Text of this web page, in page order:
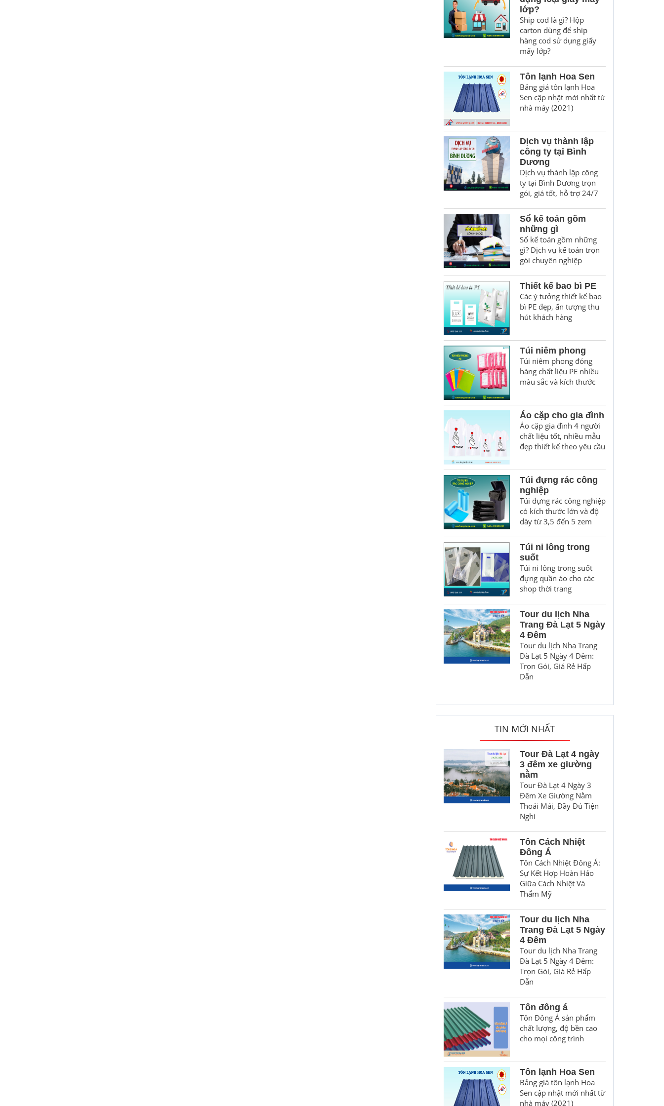
lớp?
Ship cod là gì? Hộp
carton dùng để ship
hàng cod sử dụng giấy
mấy lớp?
Tôn lạnh Hoa Sen
Bảng giá tôn lạnh Hoa
Sen cập nhật mới nhất từ
nhà máy (2021)
Dịch vụ thành lập
công ty tại Bình
Dương
Dịch vụ thành lập công
ty tại Bình Dương trọn
gói, giá tốt, hỗ trợ 24/7
Sổ kế toán gồm
những gì
Sổ kế toán gồm những
gì? Dịch vụ kế toán trọn
gói chuyên nghiệp
Thiết kế bao bì PE
Các ý tưởng thiết kế bao
bì PE đẹp, ấn tượng thu
hút khách hàng
Túi niêm phong
Túi niêm phong đóng
hàng chất liệu PE nhiều
màu sắc và kích thước
Áo cặp cho gia đình
Áo cặp gia đình 4 người
chất liệu tốt, nhiều mẫu
đẹp thiết kế theo yêu cầu
Túi đựng rác công
nghiệp
Túi đựng rác công nghiệp
có kích thước lớn và độ
dày từ 3,5 đến 5 zem
Túi ni lông trong
suốt
Túi ni lông trong suốt
đựng quần áo cho các
shop thời trang
Tour du lịch Nha
Trang Đà Lạt 5 Ngày
4 Đêm
Tour du lịch Nha Trang
Đà Lạt 5 Ngày 4 Đêm:
Trọn Gói, Giá Rẻ Hấp
Dẫn
TIN MỚI NHẤT
Tour Đà Lạt 4 ngày
3 đêm xe giường
nằm
Tour Đà Lạt 4 Ngày 3
Đêm Xe Giường Nằm
Thoải Mái, Đầy Đủ Tiện
Nghi
Tôn Cách Nhiệt
Đông Á
Tôn Cách Nhiệt Đông Á:
Sự Kết Hợp Hoàn Hảo
Giữa Cách Nhiệt Và
Thẩm Mỹ
Tour du lịch Nha
Trang Đà Lạt 5 Ngày
4 Đêm
Tour du lịch Nha Trang
Đà Lạt 5 Ngày 4 Đêm:
Trọn Gói, Giá Rẻ Hấp
Dẫn
Tôn đông á
Tôn Đông Á sản phẩm
chất lượng, độ bền cao
cho mọi công trình
Tôn lạnh Hoa Sen
Bảng giá tôn lạnh Hoa
Sen cập nhật mới nhất từ
nhà máy (2021)